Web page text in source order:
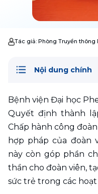
Tác giả: Phòng Truyền thông
Nội dung chính
Bệnh viện Đại học
Quyết định thành
Chấp hành công
hợp pháp của đoàn
này còn góp phần
thần cho đoàn viên,
sức trẻ trong các